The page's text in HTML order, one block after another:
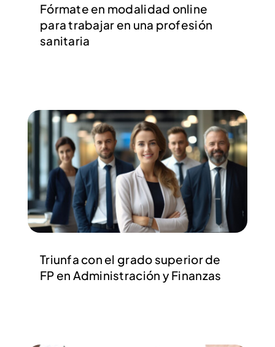
Fórmate en modalidad online
para trabajar en una profesión
sanitaria
Triunfa con el grado superior de
FP en Administración y Finanzas